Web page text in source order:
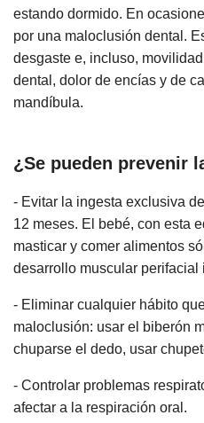
estando dormido. En
por una maloclusión dental.
desgaste e, incluso,
dental, dolor de encías y de
mandíbula.
¿Se pueden prevenir
- Evitar la ingesta exclusiva
12 meses. El bebé, con esta
masticar y comer alimentos
desarrollo muscular perifacial
- Eliminar cualquier hábito
maloclusión: usar el biberón
chuparse el dedo, usar
- Controlar problemas
afectar a la respiración oral.